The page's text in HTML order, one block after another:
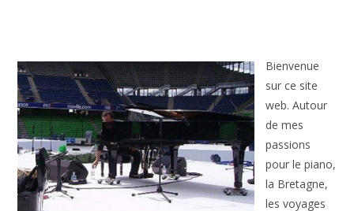
Bienvenue
sur ce site
web. Autour
de mes
passions
pour le piano,
la Bretagne,
les voyages